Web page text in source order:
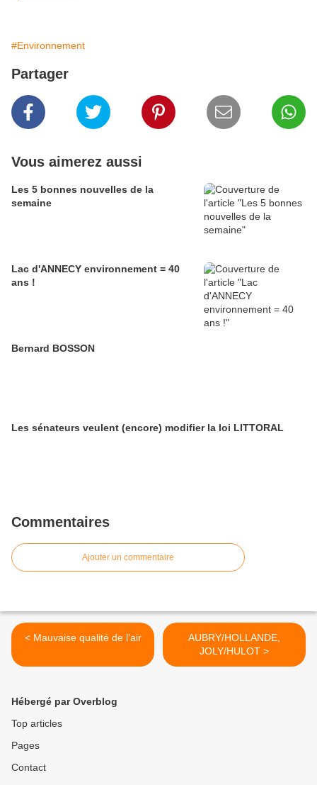
#Environnement
Partager
Vous aimerez aussi
Les 5 bonnes nouvelles de la
semaine
Lac d'ANNECY environnement = 40
ans !
Bernard BOSSON
Les sénateurs veulent (encore) modifier la loi LITTORAL
Commentaires
Ajouter un commentaire
< Mauvaise qualité de l’air
AUBRY/HOLLANDE,
JOLY/HULOT >
Hébergé par Overblog
Top articles
Pages
Contact